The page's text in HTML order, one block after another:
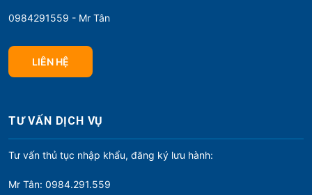
0984291559 - Mr Tân
LIÊN HỆ
TƯ VẤN DỊCH VỤ
Tư vấn thủ tục nhập khẩu, đăng ký lưu hành:
Mr Tân: 0984.291.559